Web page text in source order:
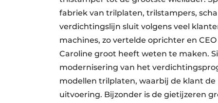
fabriek van trilplaten, trilstampers,
verdichtingslijn sluit volgens veel
machines, zo vertelde oprichter en
Caroline groot heeft weten te maken.
modernisering van het
modellen trilplaten, waarbij de klant
uitvoering. Bijzonder is de gietijzeren